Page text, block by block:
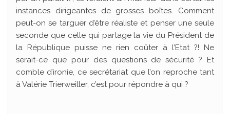
instances dirigeantes de grosses boîtes. Comment
peut-on se targuer d’être réaliste et penser une seule
seconde que celle qui partage la vie du Président de
la République puisse ne rien coûter à l’Etat ?! Ne
serait-ce que pour des questions de sécurité ? Et
comble d’ironie, ce secrétariat que l’on reproche tant
à Valérie Trierweiller, c’est pour répondre à qui ?